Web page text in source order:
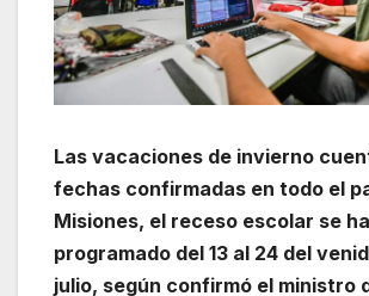
Las vacaciones de invierno
fechas confirmadas en todo el
Misiones, el receso escolar se ha
programado del 13 al 24 del
julio, según confirmó el ministro